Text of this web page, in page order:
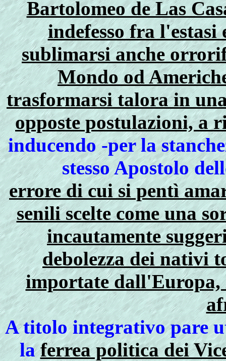
Bartolomeo de Las
indefesso fra
sublimarsi anche
Mondo od
trasformarsi talora in
opposte postulazioni, a
inducendo -per la
stesso Apostolo
errore di cui si pentì
senili scelte come una
incautamente
debolezza dei nativi
importate
A titolo integrativo pare
laferrea politica dei